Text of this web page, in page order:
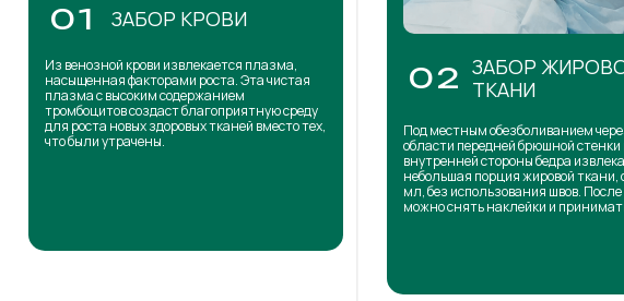
01 ЗАБОР КРОВИ
Из венозной крови извлекается плазма,
насыщенная факторами роста. Эта чистая
плазма с высоким содержанием
тромбоцитов создаст благоприятную среду
для роста новых здоровых тканей вместо тех,
что были утрачены.
02 ЗАБОР
ТКАНИ
Под местным обезболиванием
области передней брюшной стенки
внутренней стороны бедра
небольшая порция жировой ткани,
мл, без использования швов. После
можно снять наклейки и